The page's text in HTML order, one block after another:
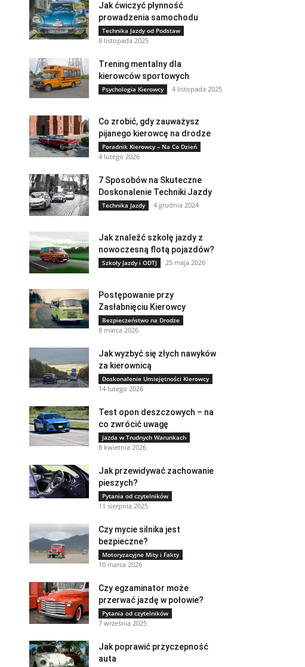
Jak ćwiczyć płynność
prowadzenia samochodu
Technika Jazdy od Podstaw
8 listopada 2025
Trening mentalny dla
kierowców sportowych
Psychologia Kierowcy 4 listopada 2025
Co zrobić, gdy zauważysz
pijanego kierowcę na drodze
Poradnik Kierowcy – Na Co Dzień
4 lutego 2026
7 Sposobów na Skuteczne
Doskonalenie Techniki Jazdy
Technika Jazdy 4 grudnia 2024
Jak znaleźć szkołę jazdy z
nowoczesną flotą pojazdów?
Szkoły Jazdy i ODTJ 25 maja 2026
Postępowanie przy
Zasłabnięciu Kierowcy
Bezpieczeństwo na Drodze
8 marca 2026
Jak wyzbyć się złych nawyków
za kierownicą
Doskonalenie Umiejętności Kierowcy
14 lutego 2026
Test opon deszczowych – na
co zwrócić uwagę
Jazda w Trudnych Warunkach
8 kwietnia 2026
Jak przewidywać zachowanie
pieszych?
Pytania od czytelników
11 sierpnia 2025
Czy mycie silnika jest
bezpieczne?
Motoryzacyjne Mity i Fakty
10 marca 2026
Czy egzaminator może
przerwać jazdę w połowie?
Pytania od czytelników
7 września 2025
Jak poprawić przyczepność
auta